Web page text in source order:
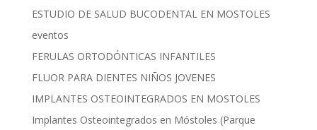
ESTUDIO DE SALUD BUCODENTAL EN MOSTOLES
eventos
FERULAS ORTODÓNTICAS INFANTILES
FLUOR PARA DIENTES NIÑOS JOVENES
IMPLANTES OSTEOINTEGRADOS EN MOSTOLES
Implantes Osteointegrados en Móstoles (Parque